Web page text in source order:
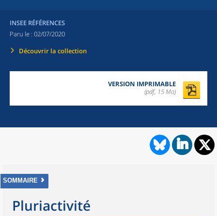
INSEE RÉFÉRENCES
Paru le : 02/07/2020
Découvrir la collection
VERSION IMPRIMABLE
(pdf, 15 Mo)
SOMMAIRE
Pluriactivité